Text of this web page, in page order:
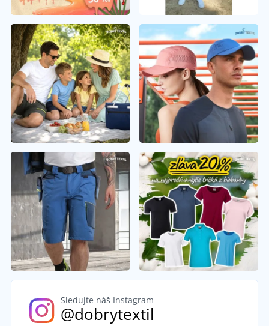
Sledujte náš Instagram
@dobrytextil